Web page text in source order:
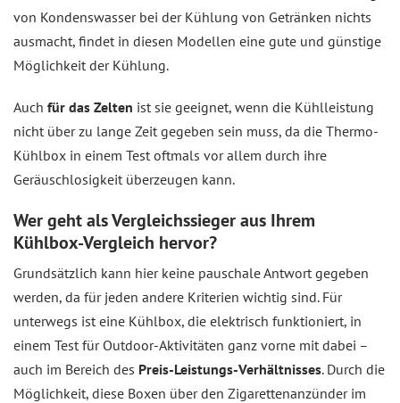
von Kondenswasser bei der Kühlung von Getränken nichts
ausmacht, findet in diesen Modellen eine gute und günstige
Möglichkeit der Kühlung.
Auch für das Zelten ist sie geeignet, wenn die Kühlleistung
nicht über zu lange Zeit gegeben sein muss, da die Thermo-
Kühlbox in einem Test oftmals vor allem durch ihre
Geräuschlosigkeit überzeugen kann.
Wer geht als Vergleichssieger aus Ihrem
Kühlbox-Vergleich hervor?
Grundsätzlich kann hier keine pauschale Antwort gegeben
werden, da für jeden andere Kriterien wichtig sind. Für
unterwegs ist eine Kühlbox, die elektrisch funktioniert, in
einem Test für Outdoor-Aktivitäten ganz vorne mit dabei –
auch im Bereich des Preis-Leistungs-Verhältnisses. Durch die
Möglichkeit, diese Boxen über den Zigarettenanzünder im